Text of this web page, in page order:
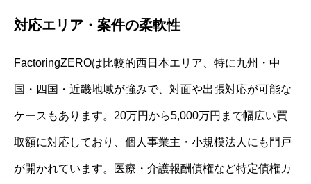
対応エリア・案件の柔軟性
FactoringZEROは比較的西日本エリア、特に九州・中
国・四国・近畿地域が強みで、対面や出張対応が可能な
ケースもあります。20万円から5,000万円まで幅広い買
取額に対応しており、個人事業主・小規模法人にも門戸
が開かれています。医療・介護報酬債権など特定債権カ